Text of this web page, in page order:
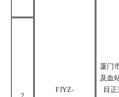
FJYZ-
厦门
及血
目